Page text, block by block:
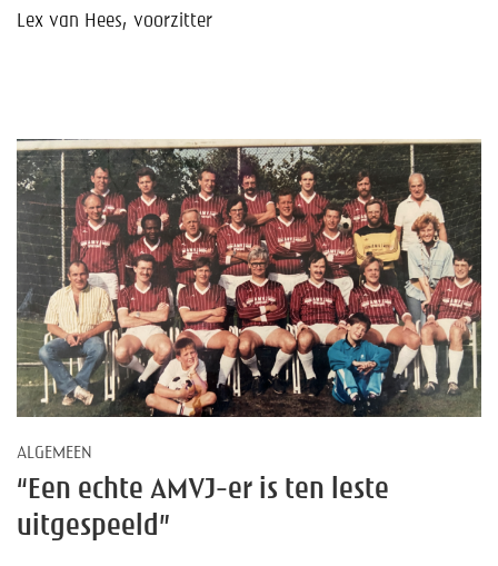
Lex van Hees, voorzitter
ALGEMEEN
“Een echte AMVJ-er is ten leste
uitgespeeld”